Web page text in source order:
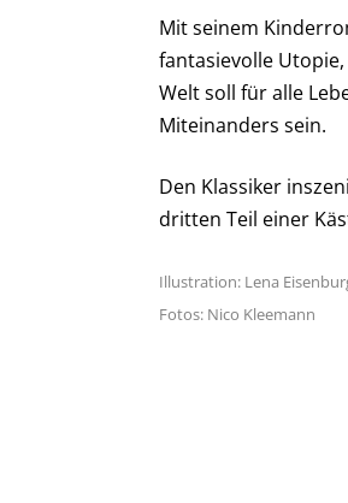
Mit seinem
fantasievolle
Welt soll für alle
Miteinanders sein.
Den Klassiker
dritten Teil einer
Illustration: Lena
Fotos: Nico Kleemann